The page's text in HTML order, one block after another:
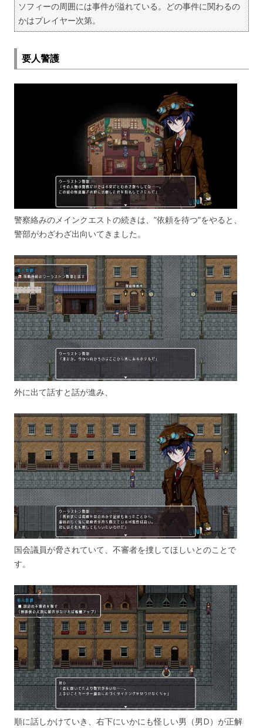
ソフィーの周囲には事件が溢れている。どの事件に関わるの
かはプレイヤー次第。
要人警護
警察絡みのメインクエストの続きは、”依頼を待つ”をやると、
警部がわざわざ出向いてきました。
外に出て話すと話が進み、
国会議員が脅されていて、不審者を捜してほしいとのことで
す。
順に話しかけていき、右下にいかにも怪しい男（男D）が正解